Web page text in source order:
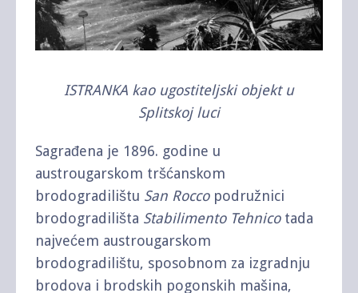
ISTRANKA kao ugostiteljski objekt u
Splitskoj luci
Sagrađena je 1896. godine u
austrougarskom tršćanskom
brodogradilištu San Roccopodružnici
brodogradilišta Stabilimento Tehnicotada
najvećem austrougarskom
brodogradilištu, sposobnom za izgradnju
brodova i brodskih pogonskih mašina,